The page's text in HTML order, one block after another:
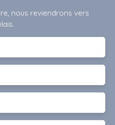
nous reviendrons vers